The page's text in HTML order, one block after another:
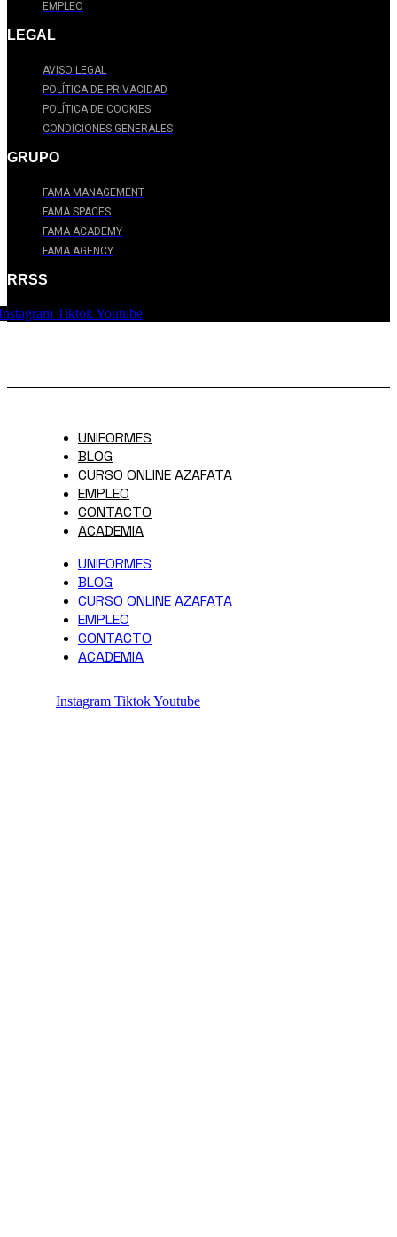
EMPLEO
LEGAL
AVISO LEGAL
POLÍTICA DE PRIVACIDAD
POLÍTICA DE COOKIES
CONDICIONES GENERALES
GRUPO
FAMA MANAGEMENT
FAMA SPACES
FAMA ACADEMY
FAMA AGENCY
RRSS
TiktokYoutube
UNIFORMES
BLOG
CURSO ONLINE AZAFATA
EMPLEO
CONTACTO
ACADEMIA
UNIFORMES
BLOG
CURSO ONLINE AZAFATA
EMPLEO
CONTACTO
ACADEMIA
Instagram TiktokYoutube